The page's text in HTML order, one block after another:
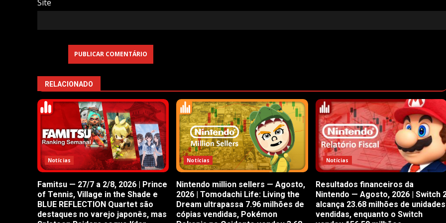
Site
RELACIONADO
Notícias
Famitsu — 27/7 a 2/8, 2026 | Prince
of Tennis, Village in the Shade e
BLUE REFLECTION Quartet são
destaques no varejo japonês, mas
Notícias
Nintendo million sellers — Agosto,
2026 | Tomodachi Life: Living the
Dream ultrapassa 7.96 milhões de
cópias vendidas, Pokémon
Notícias
Resultados financeiros da
Nintendo — Agosto, 2026 | Switch
alcança 23.68 milhões de unidades
vendidas, enquanto o Switch